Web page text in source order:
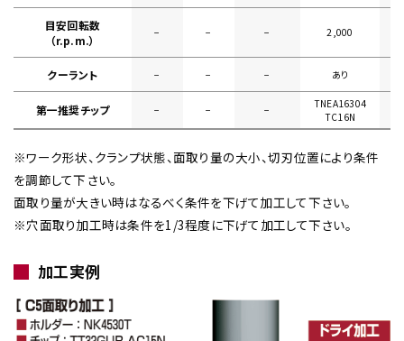
目安回転数
（r.p.m.）
− − − 2,000
クーラント − − − あり
第一推奨チップ − − −
TNEA16304
TC16N
※ワーク形状、クランプ状態、面取り量の大小、切刃位置により条件
を調節して下さい。
面取り量が大きい時はなるべく条件を下げて加工して下さい。
※穴面取り加工時は条件を1/3程度に下げて加工して下さい。
加工実例